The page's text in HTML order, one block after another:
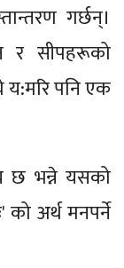
गर्छन्।
र सीपहरूको
य:मरि पनि एक
छ भन्ने यसको
को अर्थ मनपर्ने